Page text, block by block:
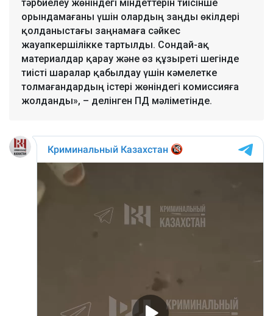
тәрбиелеу жөніндегі міндеттерін тиісінше
орындамағаны үшін олардың заңды өкілдері
қолданыстағы заңнамаға сәйкес
жауапкершілікке тартылды. Сондай-ақ
материалдар қарау және өз құзыреті шегінде
тиісті шаралар қабылдау үшін кәмелетке
толмағандардың істері жөніндегі комиссияға
жолданды», – делінген ПД мәліметінде.